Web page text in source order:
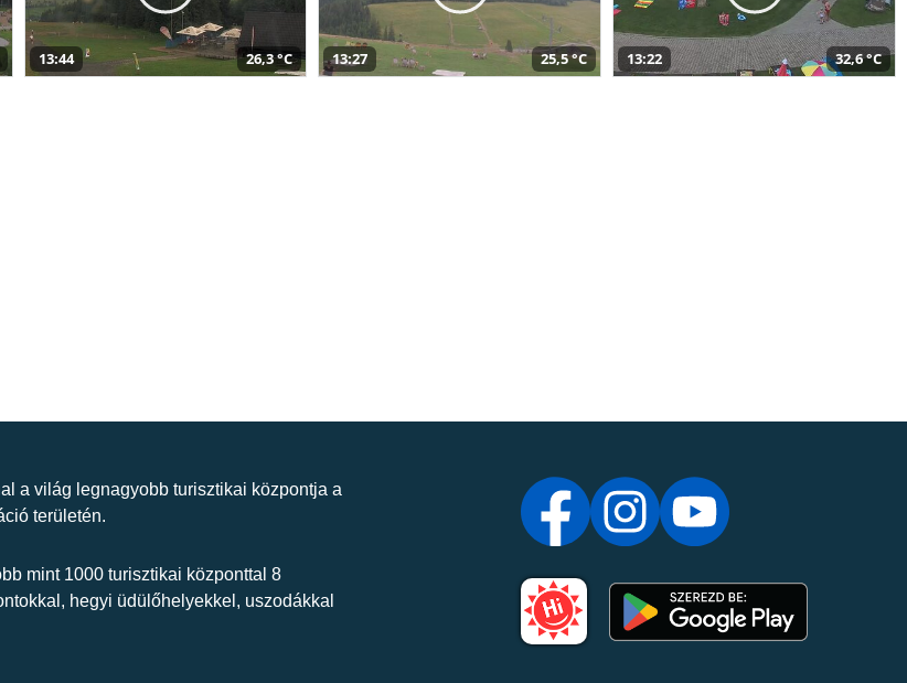
13:44 26,3 °C 13:27 25,5 °C 13:22 32,6 °C
a világ legnagyobb turisztikai központja a
területén.
mint 1000 turisztikai központtal 8
hegyi üdülőhelyekkel, uszodákkal